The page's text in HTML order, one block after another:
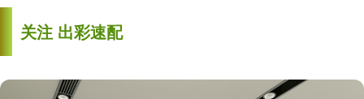
关注 出彩速配